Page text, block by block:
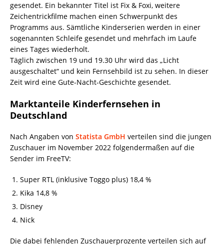
gesendet. Ein bekannter Titel ist Fix & Foxi, weitere
Zeichentrickfilme machen einen Schwerpunkt des
Programms aus. Sämtliche Kinderserien werden in einer
sogenannten Schleife gesendet und mehrfach im Laufe
eines Tages wiederholt.
Täglich zwischen 19 und 19.30 Uhr wird das „Licht
ausgeschaltet“ und kein Fernsehbild ist zu sehen. In dieser
Zeit wird eine Gute-Nacht-Geschichte gesendet.
Marktanteile Kinderfernsehen in
Deutschland
Nach Angaben von Statista GmbH verteilen sind die jungen
Zuschauer im November 2022 folgendermaßen auf die
Sender im FreeTV:
Super RTL (inklusive Toggo plus) 18,4 %
Kika 14,8 %
Disney
Nick
Die dabei fehlenden Zuschauerprozente verteilen sich auf